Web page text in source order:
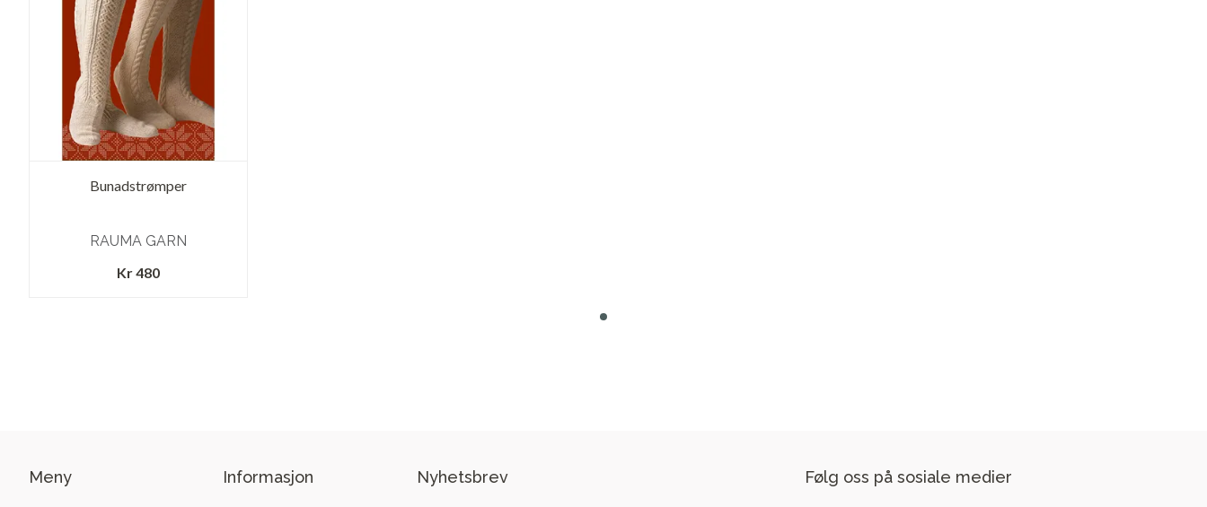
Bunadstrømper
RAUMA GARN
Kr 480
Meny Informasjon Nyhetsbrev Følg oss på sosiale medier